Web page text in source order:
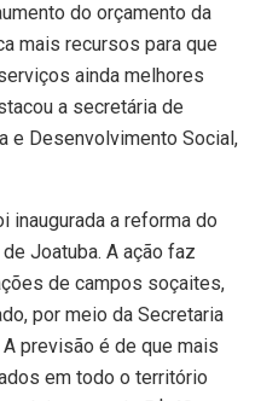
do orçamento da
mais recursos para que
ainda melhores
a secretária de
e Desenvolvimento Social,
inaugurada a reforma do
Joatuba. A ação faz
de campos soçaites,
por meio da Secretaria
previsão é de que mais
em todo o território